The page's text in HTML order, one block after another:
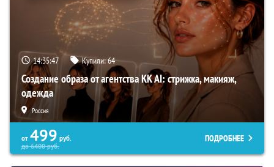
14:35:46 Купили:64
Создание образа от агентства KK AI: стрижка, макияж,
одежда
Россия
от 499 руб.
до6400руб.
ПОДРОБНЕЕ